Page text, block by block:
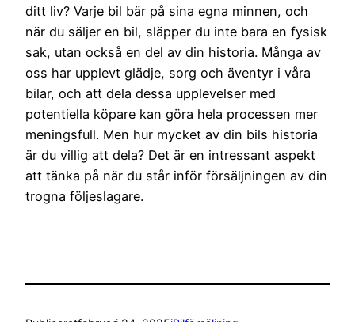
ditt liv? Varje bil bär på sina egna minnen, och
när du säljer en bil, släpper du inte bara en fysisk
sak, utan också en del av din historia. Många av
oss har upplevt glädje, sorg och äventyr i våra
bilar, och att dela dessa upplevelser med
potentiella köpare kan göra hela processen mer
meningsfull. Men hur mycket av din bils historia
är du villig att dela? Det är en intressant aspekt
att tänka på när du står inför försäljningen av din
trogna följeslagare.